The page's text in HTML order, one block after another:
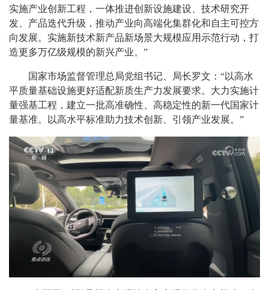
实施产业创新工程，一体推进创新设施建设、技术研究开
发、产品迭代升级，推动产业向高端化集群化和自主可控方
向发展。实施新技术新产品新场景大规模应用示范行动，打
造更多万亿级规模的新兴产业。”
国家市场监督管理总局党组书记、局长罗文：“以高水
平质量基础设施更好适配新质生产力发展要求。大力实施计
量强基工程，建立一批高准确性、高稳定性的新一代国家计
量基准。以高水平标准助力技术创新、引领产业发展。”